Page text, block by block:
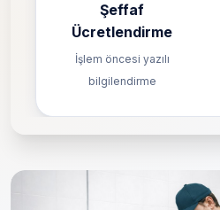
Şeffaf
Ücretlendirme
İşlem öncesi yazılı
bilgilendirme